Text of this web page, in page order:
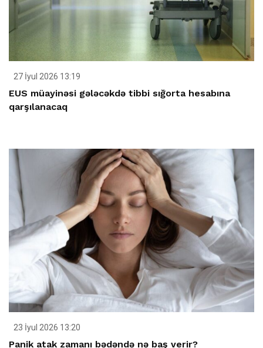
27 İyul 2026 13:19
EUS müayinəsi gələcəkdə tibbi sığorta hesabına
qarşılanacaq
23 İyul 2026 13:20
Panik atak zamanı bədəndə nə baş verir?